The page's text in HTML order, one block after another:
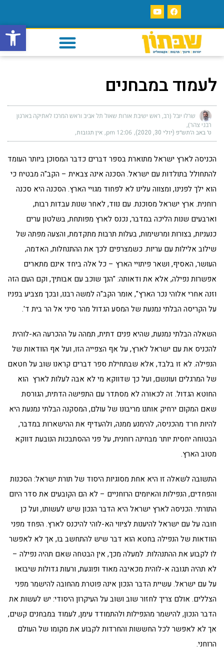
פתח
לעמוד במבחנים
שרלו יובל (רב, ראש ישיבת אורות שאול תל אביב וראש המרכז לאתיקה בארגון
רבני צהר)
ט׳ באב ה׳תש״פ (יולי 30, 2020) 12:06 pm אין תגובות
הכניסה לארץ ישראל מתוארת בספר דברים כדבר המסוכן ביותר העומד
להתחולל בתולדות עם ישראל. הסכנה אינה צבאית – הקב"ה מבטיח כי
הוא ילך לפנינו, ומצווה עלינו לא לפחוד מגויי הארץ. הסכנה היא סכנה
רוחנית. ארץ ישראל מסוכנת. עם נווד, לאחר שנות עבדות רבות,
וארבעים שנות הליכה במדבר, נכנס לארץ מפותחת, בשלטון ערים
כנעניות, בצורות ומרשימות, בעלות תרבות מתקדמת, והצעה מפתה של
שילוב אלילות עם עריות. כשמצרפים לכך את ההתנחלות, האדמה,
העושר, האסיף, ושאר פיתויי הארץ – כל אלה ביחד אינם מתארים
אפשרות נפילה, אלא את ודאותה: "הנך שוכב עם אבותיך, וקם העם הזה
וזנה אחרי אלוהי נכר הארץ", אומר הקב"ה למשה רבנו, ובכך מצביע בפניו
על הקריסה הבלתי נמנעת של המסע הגדול מהר סיני אל הר בית ד'.
השאלה הבלתי נמנעת, שהיא פנים דתית, תמהה על ההכרעה הא-לוהית
להכניס את עם ישראל לארץ, על אף הצפייה הזו, ועל אף הוודאות של
הנפילה. לא זו בלבד, אלא שבתחילת ספר דברים קראנו שוב על חטאם
של המרגלים ועונשם, ועל כך שדווקא מי לא אבה לעלות לארץ הוא
החוטא הגדול. זה לכאורה לא מסתדר עם התפישה הדתית, הגורסת
שאם המקום ירחיק אותנו מריבונו של עולם, המסקנה הבלתי נמנעת היא
להיות חרד מהכניסה, להימנע ממנה, ולהעדיף את ההישארות במדבר,
הבטוחה יחסית יותר מבחינה רוחנית, על פני ההסתבכות הנובעת דווקא
מטוב הארץ.
התשובה לשאלה זו היא אחת מסוגיות היסוד של תורת ישראל: הסכנות
והפחדים, הנפילות והאיומים הרוחניים – לא הם הקובעים את סדר היום
התורתי. הכניסה לארץ ישראל היא הדבר הנכון שיש לעשותו, ועל כן
חובה על עם ישראל להיענות לציווי הא-לוהי להיכנס לארץ. הפחד מפני
הוודאות של הנפילה בחטא הוא דבר שיש להתחשב בו, אך לא לאפשר
לו לקבוע את ההתנהלות. למעלה מכך, אין הבטחה שאם תהיה נפילה –
לא תהיה תגובה א-לוהית מכאיבה מאוד ופוגעת, ורעות גדולות שיבואו
על עם ישראל. עשיית הדבר הנכון אינה פוטרת מהחובה להישמר מפני
הצללים. אולם צריך לחזור שוב ושוב על העיקרון היסודי: יש לעשות את
הדבר הנכון, להישמר מהנפילות ולהתמודד עימן, לעמוד במבחנים קשים,
אך לא לאפשר לכל החששות והחרדות לקבוע את מקומו של העולם
הרוחני.